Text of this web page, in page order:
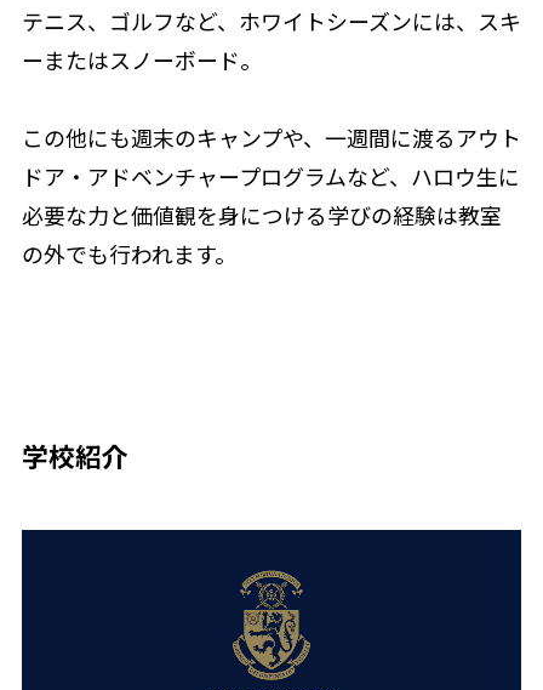
テニス、ゴルフなど、ホワイトシーズンには、スキ
ーまたはスノーボード。
この他にも週末のキャンプや、一週間に渡るアウト
ドア・アドベンチャープログラムなど、ハロウ生に
必要な力と価値観を身につける学びの経験は教室
の外でも行われます。
学校紹介